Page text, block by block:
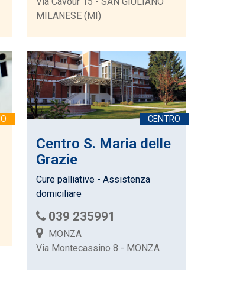
MILANESE (MI)
Centro S. Maria delle
Grazie
Cure palliative - Assistenza
domiciliare
039 235991
MONZA
Via Montecassino 8 - MONZA